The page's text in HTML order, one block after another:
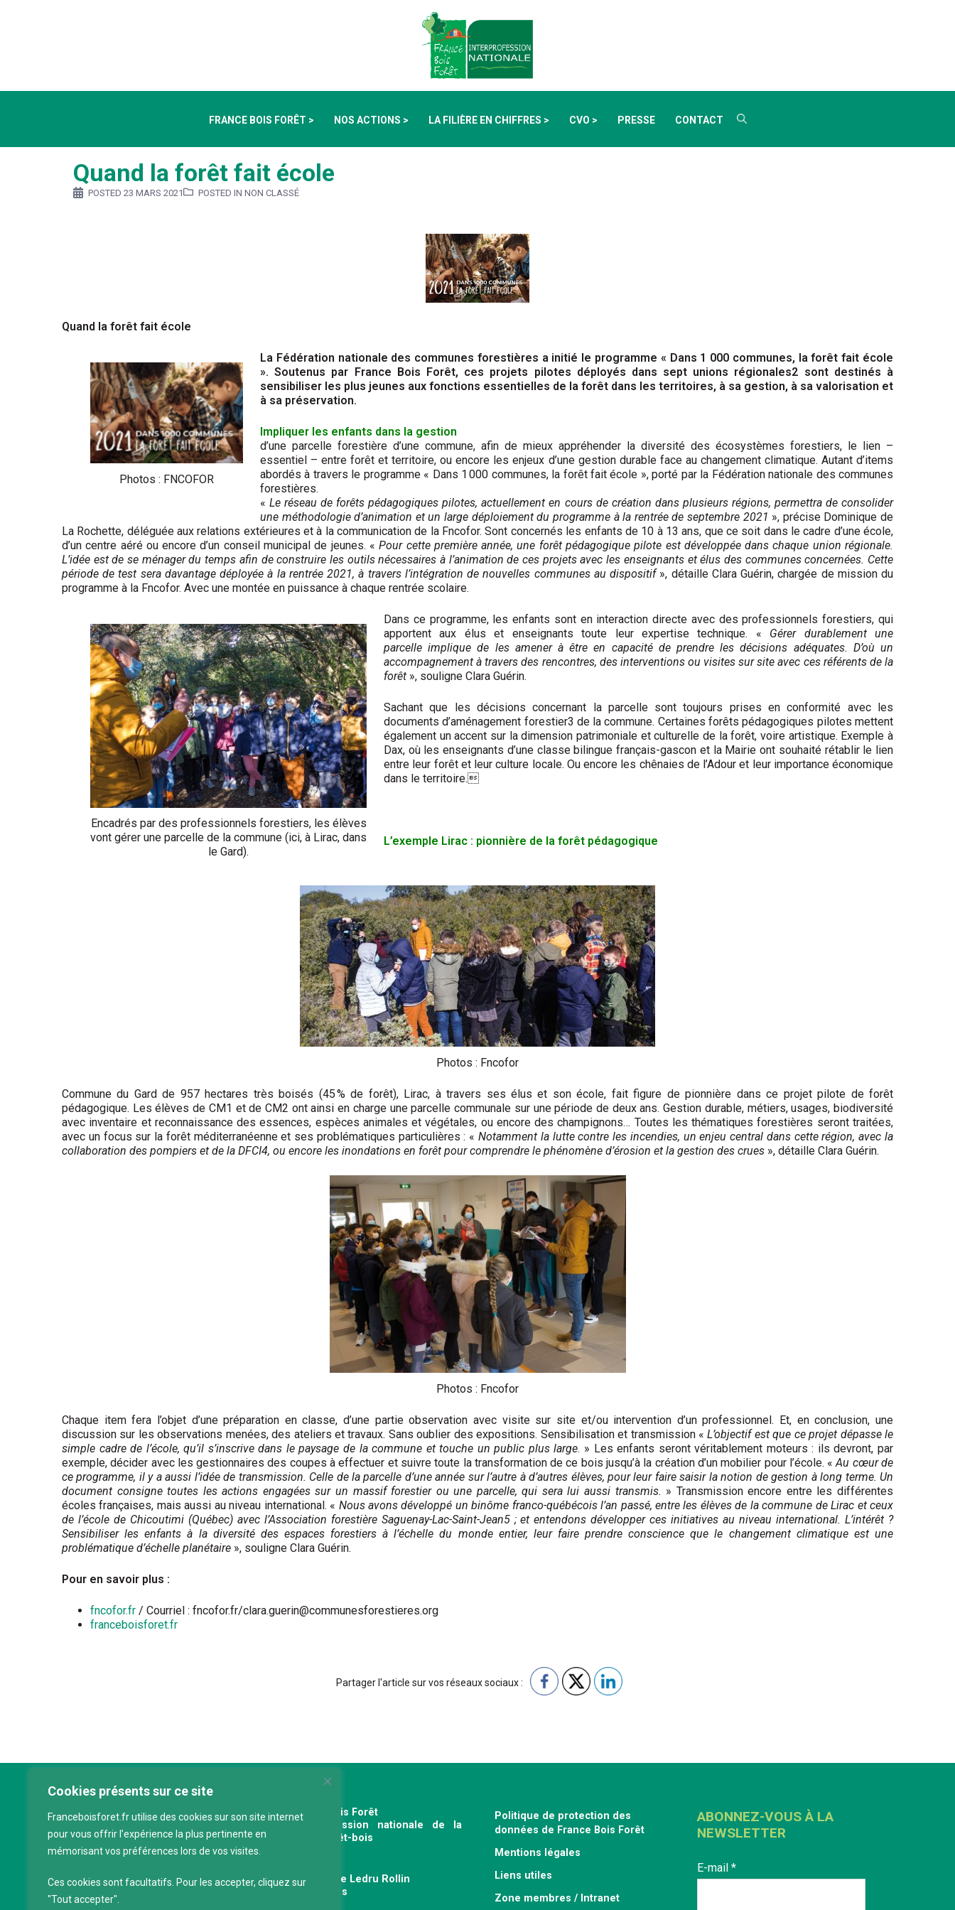
Cookies présents sur ce site
Franceboisforet.fr utilise des cookies sur son site internet
pour vous offrir l’expérience la plus pertinente en
mémorisant vos préférences lors de vos visites.
Ces cookies sont facultatifs. Pour les accepter, cliquez sur
"Tout accepter".
FRANCE BOIS FORÊT > NOS ACTIONS > LA FILIÈRE EN CHIFFRES > CVO > PRESSE CONTACT
Quand la forêt fait école
POSTED 23 MARS 2021 POSTED IN NON CLASSÉ
Quand la forêt fait école
Photos : FNCOFOR
La Fédération nationale des communes forestières a initié le programme « Dans 1 000 communes, la forêt fait école
». Soutenus par France Bois Forêt, ces projets pilotes déployés dans sept unions régionales2 sont destinés à
sensibiliser les plus jeunes aux fonctions essentielles de la forêt dans les territoires, à sa gestion, à sa valorisation et
à sa préservation.
Impliquer les enfants dans la gestion
d’une parcelle forestière d’une commune, afin de mieux appréhender la diversité des écosystèmes forestiers, le lien –
essentiel – entre forêt et territoire, ou encore les enjeux d’une gestion durable face au changement climatique. Autant d’items
abordés à travers le programme « Dans 1 000 communes, la forêt fait école », porté par la Fédération nationale des communes
forestières.
«Le réseau de forêts pédagogiques pilotes, actuellement en cours de création dans plusieurs régions, permettra de consolider
une méthodologie d’animation et un large déploiement du programme à la rentrée de septembre 2021 », précise Dominique de
La Rochette, déléguée aux relations extérieures et à la communication de la Fncofor. Sont concernés les enfants de 10 à 13 ans, que ce soit dans le cadre d’une école,
d’un centre aéré ou encore d’un conseil municipal de jeunes. «Pour cette première année, une forêt pédagogique pilote est développée dans chaque union régionale.
L’idée est de se ménager du temps afin de construire les outils nécessaires à l’animation de ces projets avec les enseignants et élus des communes concernées. Cette
période de test sera davantage déployée à la rentrée 2021, à travers l’intégration de nouvelles communes au dispositif », détaille Clara Guérin, chargée de mission du
programme à la Fncofor. Avec une montée en puissance à chaque rentrée scolaire.
Encadrés par des professionnels forestiers, les élèves
vont gérer une parcelle de la commune (ici, à Lirac, dans
le Gard).
Dans ce programme, les enfants sont en interaction directe avec des professionnels forestiers, qui
apportent aux élus et enseignants toute leur expertise technique. « Gérer durablement une
parcelle implique de les amener à être en capacité de prendre les décisions adéquates. D’où un
accompagnement à travers des rencontres, des inter­ventions ou visites sur site avec ces référents de la
forêt », souligne Clara Guérin.
Sachant que les décisions concernant la parcelle sont toujours prises en conformité avec les
documents d’aménagement forestier3 de la commune. Certaines forêts pédagogiques pilotes mettent
également un accent sur la dimension patrimoniale et culturelle de la forêt, voire artistique. Exemple à
Dax, où les enseignants d’une classe bilingue français-gascon et la Mairie ont souhaité rétablir le lien
entre leur forêt et leur culture locale. Ou encore les chênaies de l’Adour et leur importance économique
dans le territoire.
L’exemple Lirac : pionnière de la forêt pédagogique
Photos : Fncofor
Commune du Gard de 957 hectares très boisés (45 % de forêt), Lirac, à travers ses élus et son école, fait figure de pionnière dans ce projet pilote de forêt
pédagogique. Les élèves de CM1 et de CM2 ont ainsi en charge une parcelle communale sur une période de deux ans. Gestion durable, métiers, usages, biodiversité
avec inventaire et reconnaissance des essences, espèces animales et végétales, ou encore des champignons… Toutes les thématiques forestières seront traitées,
avec un focus sur la forêt méditerranéenne et ses problématiques particulières : « Notamment la lutte contre les incendies, un enjeu central dans cette région, avec la
collaboration des pompiers et de la DFCI4, ou encore les inondations en forêt pour comprendre le phénomène d’érosion et la gestion des crues », détaille Clara Guérin.
Photos : Fncofor
Chaque item fera l’objet d’une préparation en classe, d’une partie observation avec visite sur site et/ou intervention d’un professionnel. Et, en conclusion, une
discussion sur les observations menées, des ateliers et travaux. Sans oublier des expositions. Sensibilisation et transmission «L’objectif est que ce projet dépasse le
simple cadre de l’école, qu’il s’inscrive dans le paysage de la commune et touche un public plus large. » Les enfants seront véritablement moteurs : ils devront, par
exemple, décider avec les gestionnaires des coupes à effectuer et suivre toute la transformation de ce bois jusqu’à la création d’un mobilier pour l’école. «Au cœur de
ce programme, il y a aussi l’idée de transmission. Celle de la parcelle d’une année sur l’autre à d’autres élèves, pour leur faire saisir la notion de gestion à long terme. Un
document consigne toutes les actions engagées sur un massif forestier ou une parcelle, qui sera lui aussi transmis. » Transmission encore entre les différentes
écoles françaises, mais aussi au niveau international. « Nous avons développé un binôme franco-québécois l’an passé, entre les élèves de la commune de Lirac et ceux
de l’école de Chicoutimi (Québec) avec l’Association forestière Saguenay-Lac-Saint-Jean5 ; et entendons développer ces initiatives au niveau international. L’intérêt ?
Sensibiliser les enfants à la diversité des espaces forestiers à l’échelle du monde entier, leur faire prendre conscience que le changement climatique est une
problématique d’échelle planétaire », souligne Clara Guérin.
Pour en savoir plus :
fncofor.fr / Courriel : fncofor.fr/clara.guerin@communesforestieres.org
franceboisforet.fr
Partager l'article sur vos réseaux sociaux :
France Bois Forêt
Interprofession nationale de la
filière forêt-bois
120 avenue Ledru Rollin
75011 Paris
Politique de protection des
données de France Bois Forêt
Mentions légales
Liens utiles
Zone membres / Intranet
ABONNEZ-VOUS À LA
NEWSLETTER
E-mail *